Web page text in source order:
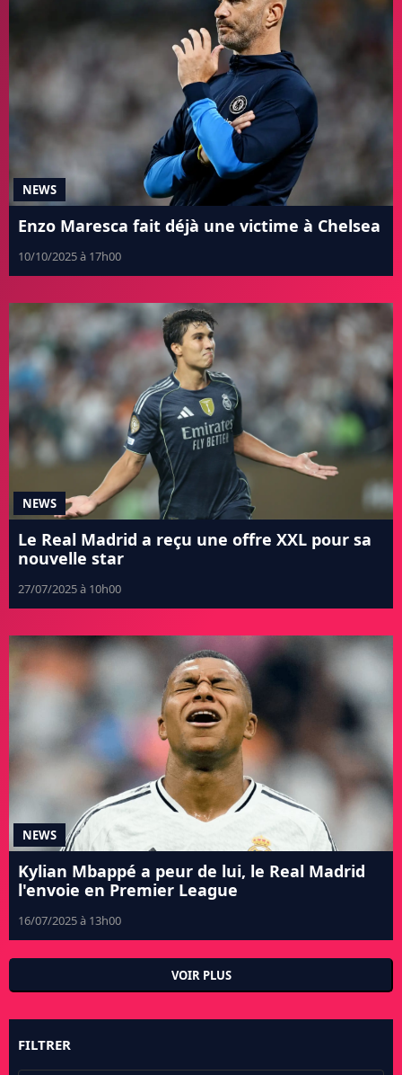
NEWS
Enzo Maresca fait déjà une victime à Chelsea
10/10/2025 à 17h00
NEWS
Le Real Madrid a reçu une offre XXL pour sa
nouvelle star
27/07/2025 à 10h00
NEWS
Kylian Mbappé a peur de lui, le Real Madrid
l'envoie en Premier League
16/07/2025 à 13h00
VOIR PLUS
FILTRER